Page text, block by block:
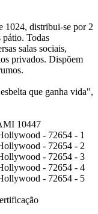
1024, distribui-se por 2
pátio. Todas
salas sociais,
privados. Dispõem
que ganha vida",
10447